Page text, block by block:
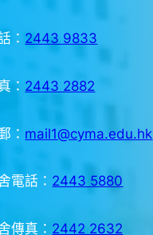
： 2443 9833
： 2443 2882
： mail1@cyma.edu.hk
電話： 2443 5880
傳真： 2442 2632